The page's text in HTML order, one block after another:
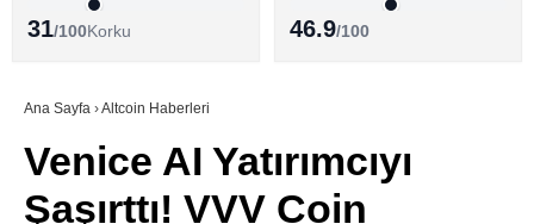
Youtube
TikTok
ALTCOİN HABERLERİ
SÖZLÜK
31/100Korku 46.9/100
Ana Sayfa ›Altcoin Haberleri
Venice AI Yatırımcıyı
Şaşırttı! VVV Coin